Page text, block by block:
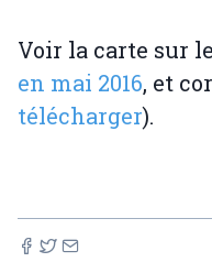
Voir la carte sur
en mai 2016, et
télécharger).